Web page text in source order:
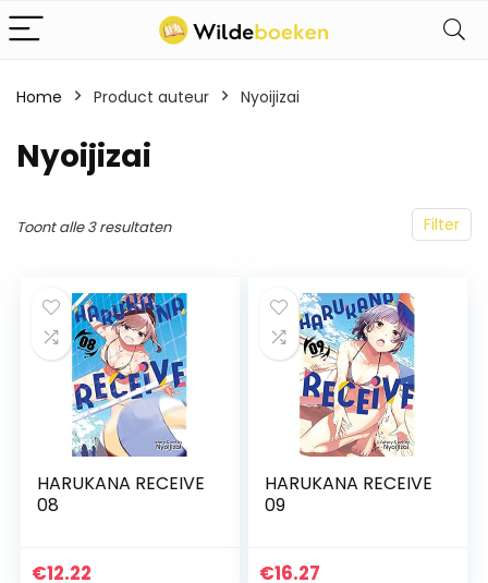
Home Product auteur Nyoijizai
Nyoijizai
Filter
Toont alle 3 resultaten
HARUKANA RECEIVE
08
€12.22
HARUKANA RECEIVE
09
€16.27